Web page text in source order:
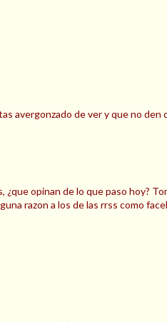
avergonzado de ver y que no den
opinan de lo que paso hoy?
razon a los de las rrss como